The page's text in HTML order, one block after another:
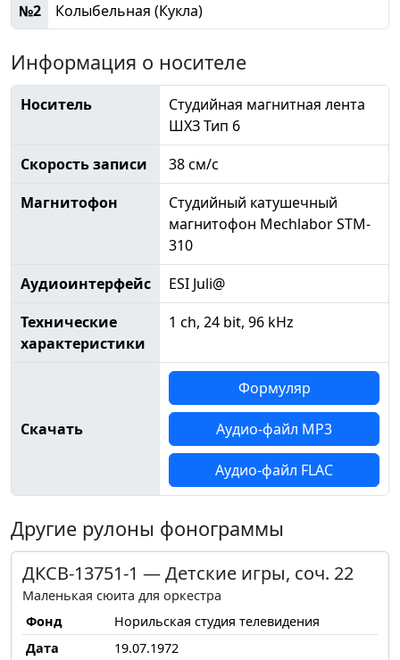
№2 Колыбельная (Кукла)
Информация о носителе
Носитель
Студийная магнитная лента
ШХЗ Тип 6
Скорость записи
38 см/с
Магнитофон
Студийный катушечный
магнитофон Mechlabor STM-
310
Аудиоинтерфейс
ESI Juli@
Технические
характеристики
1 ch, 24 bit, 96 kHz
Скачать
Формуляр
Аудио-файл MP3
Аудио-файл FLAC
Другие рулоны фонограммы
ДКСВ-13751-1 — Детские игры, соч. 22
Маленькая сюита для оркестра
Фонд
Норильская студия телевидения
Дата
19.07.1972